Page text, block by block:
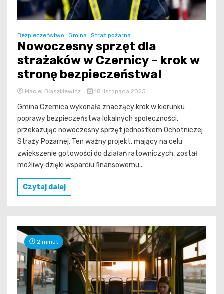
Bezpieczeństwo Gmina Straż pożarna
Nowoczesny sprzęt dla
strażaków w Czernicy – krok w
stronę bezpieczeństwa!
Maciej Błaszkiewicz 18 listopada 2025
Gmina Czernica wykonała znaczący krok w kierunku
poprawy bezpieczeństwa lokalnych społeczności,
przekazując nowoczesny sprzęt jednostkom Ochotniczej
Straży Pożarnej. Ten ważny projekt, mający na celu
zwiększenie gotowości do działań ratowniczych, został
możliwy dzięki wsparciu finansowemu...
Czytaj dalej
2 minut